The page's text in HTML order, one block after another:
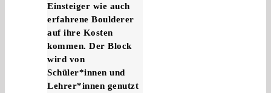
Einsteiger wie auch
erfahrene Boulderer
auf ihre Kosten
kommen. Der Block
wird von
Schüler*innen und
Lehrer*innen genutzt